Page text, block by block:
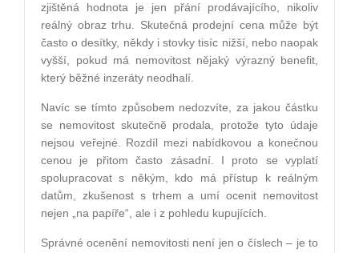
zjištěná hodnota je jen přání prodávajícího, nikoliv
reálný obraz trhu. Skutečná prodejní cena může být
často o desítky, někdy i stovky tisíc nižší, nebo naopak
vyšší, pokud má nemovitost nějaký výrazný benefit,
který běžné inzeráty neodhalí.
Navíc se tímto způsobem nedozvíte, za jakou částku
se nemovitost skutečně prodala, protože tyto údaje
nejsou veřejné. Rozdíl mezi nabídkovou a konečnou
cenou je přitom často zásadní. I proto se vyplatí
spolupracovat s někým, kdo má přístup k reálným
datům, zkušenost s trhem a umí ocenit nemovitost
nejen „na papíře“, ale i z pohledu kupujících.
Správné ocenění nemovitosti není jen o číslech – je to